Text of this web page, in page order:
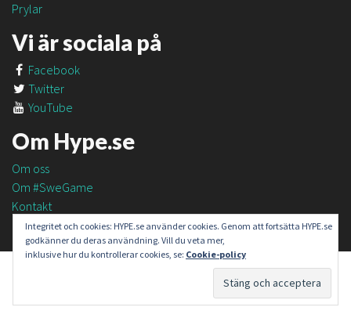
Prylar
Vi är sociala på
Facebook
Twitter
YouTube
Om Hype.se
Om oss
Om #SweGame
Kontakt
Integritet och cookies: HYPE.se använder cookies. Genom att fortsätta HYPE.se
godkänner du deras användning. Vill du veta mer,
inklusive hur du kontrollerar cookies, se: Cookie-policy